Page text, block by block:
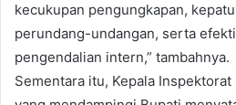
kecukupan pengungkapan,
perundang-undangan, serta
pengendalian intern,” tambahnya.
Sementara itu, Kepala